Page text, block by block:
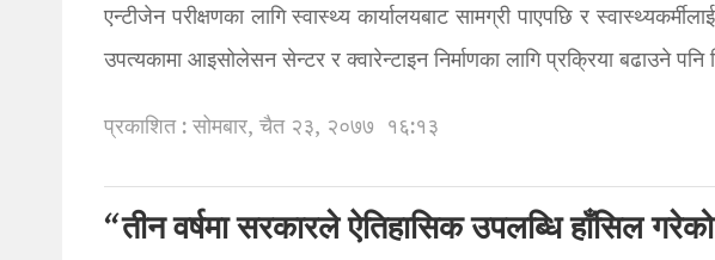
एन्टीजेन परीक्षणका लागि स्वास्थ्य कार्यालयबाट सामग्री पाएपछि र
उपत्यकामा आइसोलेसन सेन्टर र क्वारेन्टाइन निर्माणका लागि प्रक्रिया बढाउने पनि
प्रकाशित : सोमबार, चैत २३, २०७७ १६:१३
“तीन वर्षमा सरकारले ऐतिहासिक उपलब्धि हाँसिल